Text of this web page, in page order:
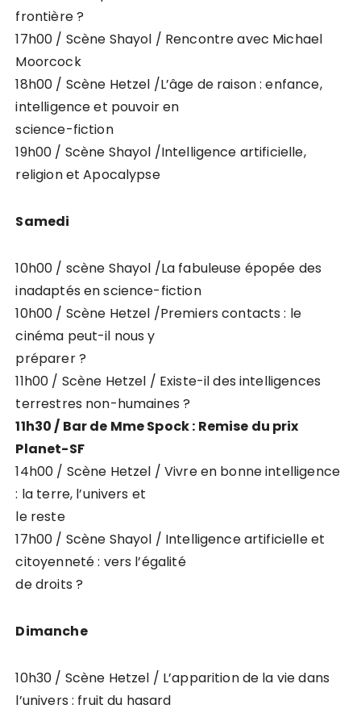
frontière ?
17h00 / Scène Shayol / Rencontre avec Michael
Moorcock
18h00 / Scène Hetzel /L’âge de raison : enfance,
intelligence et pouvoir en
science-fiction
19h00 / Scène Shayol /Intelligence artificielle,
religion et Apocalypse
Samedi
10h00 / scène Shayol /La fabuleuse épopée des
inadaptés en science-fiction
10h00 / Scène Hetzel /Premiers contacts : le
cinéma peut-il nous y
préparer ?
11h00 / Scène Hetzel / Existe-il des intelligences
terrestres non-humaines ?
11h30 / Bar de Mme Spock : Remise du prix
Planet-SF
14h00 / Scène Hetzel / Vivre en bonne intelligence
: la terre, l’univers et
le reste
17h00 / Scène Shayol / Intelligence artificielle et
citoyenneté : vers l’égalité
de droits ?
Dimanche
10h30 / Scène Hetzel / L’apparition de la vie dans
l’univers : fruit du hasard